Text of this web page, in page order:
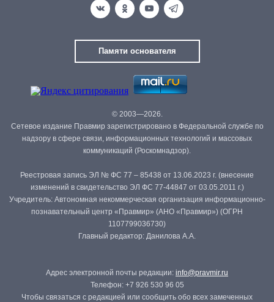
Памяти основателя
© 2003—2026.
Сетевое издание Правмир зарегистрировано в Федеральной службе по
надзору в сфере связи, информационных технологий и массовых
коммуникаций (Роскомнадзор).
Реестровая запись ЭЛ № ФС 77 – 85438 от 13.06.2023 г. (внесение
изменений в свидетельство ЭЛ ФС 77-44847 от 03.05.2011 г.)
Учредитель: Автономная некоммерческая организация информационно-
познавательный центр «Правмир» (АНО «Правмир») (ОГРН
1107799036730)
Главный редактор: Данилова А.А.
Адрес электронной почты редакции: info@pravmir.ru
Телефон: +7 926 530 96 05
Чтобы связаться с редакцией или сообщить обо всех замеченных